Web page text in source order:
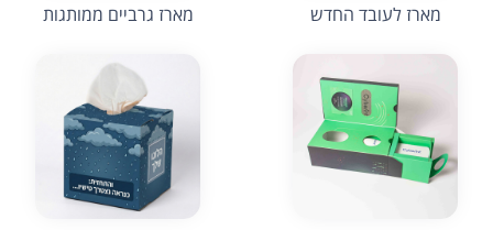
מארז לעובד החדש מארז גרביים ממותגות